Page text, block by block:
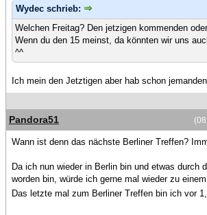
Wydec schrieb:
Welchen Freitag? Den jetzigen kommenden
Wenn du den 15 meinst, da könnten wir uns
^^
Ich mein den Jetztigen aber hab schon
Pandora51
Wann ist denn das nächste Berliner Treffen?
Da ich nun wieder in Berlin bin und etwas durch
worden bin, würde ich gerne mal wieder zu
Das letzte mal zum Berliner Treffen bin ich vor